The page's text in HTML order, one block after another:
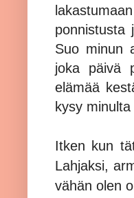
ponnistusta
Suo minun
joka päivä
elämää
kysy
Itken kun
Lahjaksi,
vähän olen